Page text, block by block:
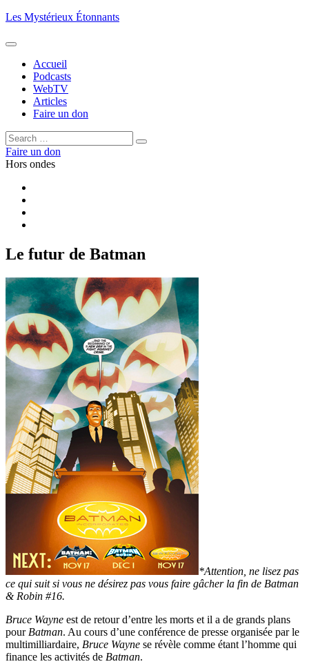
Aller
contenu
Les Mystérieux Étonnants
Accueil
Podcasts
WebTV
Articles
Faire un don
Rechercher :
Rechercher
Faire un don
Hors ondes
Le futur de Batman
*Attention, ne lisez pas
ce qui suit si vous ne désirez pas vous faire gâcher la fin de Batman
& Robin #16.
Bruce Wayne est de retour d’entre les morts et il a de grands plans
pour Batman. Au cours d’une conférence de presse organisée par le
multimilliardaire, Bruce Wayne se révèle comme étant l’homme qui
finance les activités de Batman.